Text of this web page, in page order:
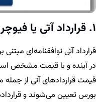
1. قرارداد آتی یا فیوچرز
قرارداد آتی توافقنامه‌ای
در آینده و با قیمت مشخص
قیمت قراردادهای آتی از
بورس تعیین می‌شوند و